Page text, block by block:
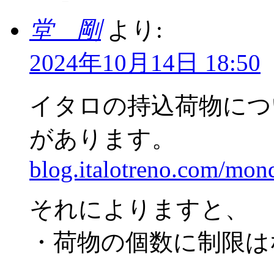
堂 剛 より:
2024年10月14日 18:50
イタロの持込荷物に
があります。
blog.italotreno.com/
それによりますと、
・荷物の個数に制限